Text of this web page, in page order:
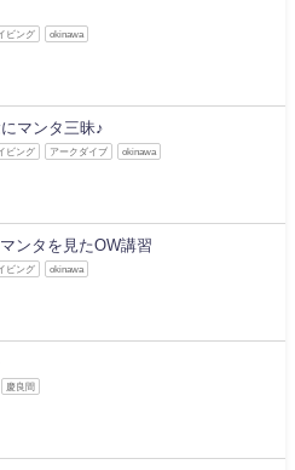
ビング okinawa
マンタ三昧♪
ビング アークダイブ okinawa
ンタを見たOW講習
ビング okinawa
慶良間